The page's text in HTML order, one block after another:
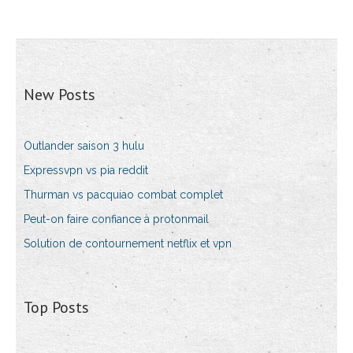
New Posts
Outlander saison 3 hulu
Expressvpn vs pia reddit
Thurman vs pacquiao combat complet
Peut-on faire confiance à protonmail
Solution de contournement netflix et vpn
Top Posts